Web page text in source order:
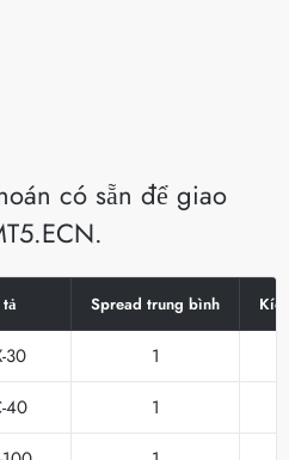
có sẵn để giao
Spread trung bình
30
1
40
1